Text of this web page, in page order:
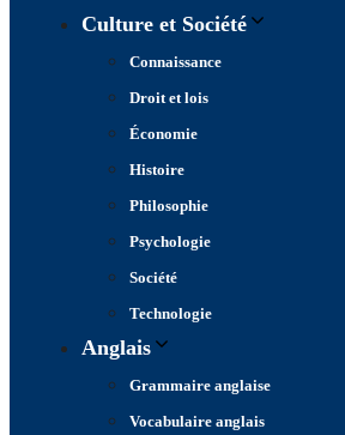
Culture et Société
Connaissance
Droit et lois
Économie
Histoire
Philosophie
Psychologie
Société
Technologie
Anglais
Grammaire anglaise
Vocabulaire anglais